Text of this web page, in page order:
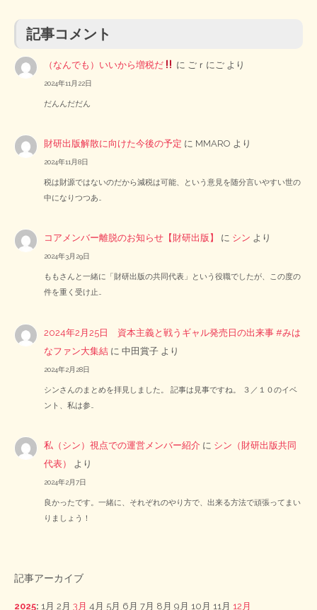
記事コメント
（なんでも）いいから増税だ に ごｒにご より
2024年11月22日
だんんだだん
財研出版解散に向けた今後の予定 に MMARO より
2024年11月8日
税は財源ではないのだから減税は可能、という意見を随分言いやすい世の
中になりつつあ…
コアメンバー離脱のお知らせ【財研出版】 に シン より
2024年3月29日
ももさんと一緒に「財研出版の共同代表」という役職でしたが、この度の
件を重く受け止…
2024年2月25日 資本主義と戦うギャル発売日の出来事 #みは
なファン大集結 に中田賞子 より
2024年2月28日
シンさんのまとめを拝見しました。 記事は見事ですね。 ３／１０のイベ
ント、私は参…
私（シン）視点での運営メンバー紹介 に シン（財研出版共同
代表）
より
2024年2月7日
良かったです。一緒に、それぞれのやり方で、出来る方法で頑張ってまい
りましょう！
記事アーカイブ
2025: 1月 2月 3月 4月 5月 6月 7月 8月 9月 10月 11月 12月